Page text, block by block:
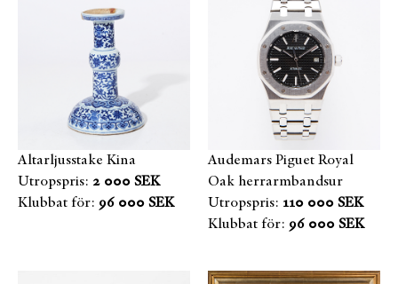
Altarljusstake Kina
Utropspris: 2 000 SEK
Klubbat för: 96 000 SEK
Audemars Piguet Royal
Oak herrarmbandsur
Utropspris: 110 000 SEK
Klubbat för: 96 000 SEK